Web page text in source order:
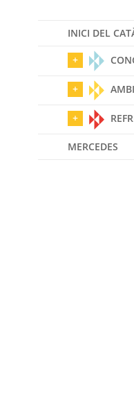
INICI DEL
MERCEDES